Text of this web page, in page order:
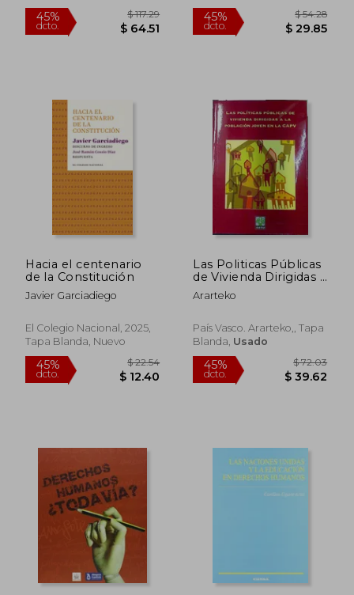
45% 45%
Hacia el centenario
de la Constitución
Javier Garciadiego
El Colegio Nacional, 2025,
Tapa Blanda, Nuevo
Las Politicas Públicas
de Vivienda Dirigidas a
la Población Joven
en la Capv + cd
Ararteko
País Vasco. Ararteko,, Tapa
Blanda, Usado